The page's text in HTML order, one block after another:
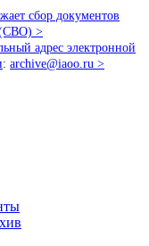
сбор документов
(СВО) >
адрес электронной
: archive@iaoo.ru >